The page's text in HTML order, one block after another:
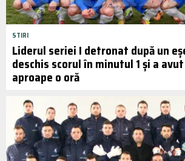
STIRI
Liderul seriei I detronat după un
deschis scorul în minutul 1 și a
aproape o oră